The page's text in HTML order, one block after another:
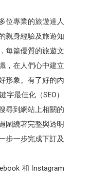
位專業的旅遊達人
親身經驗及旅遊知
每篇優質的旅遊文
，在人們心中建立
形象。有了好的內
最佳化（SEO）
尋到網站上相關的
圍繞著完整與透明
步一步完成下訂及
和 Instagram